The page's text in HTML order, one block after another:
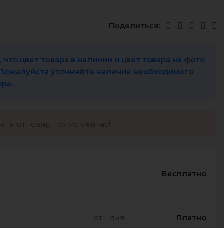
Поделиться:
цвет товара в наличии и цвет товара на фото
уточняйте наличие необходимого
Бесплатно
от 1 дня Платно